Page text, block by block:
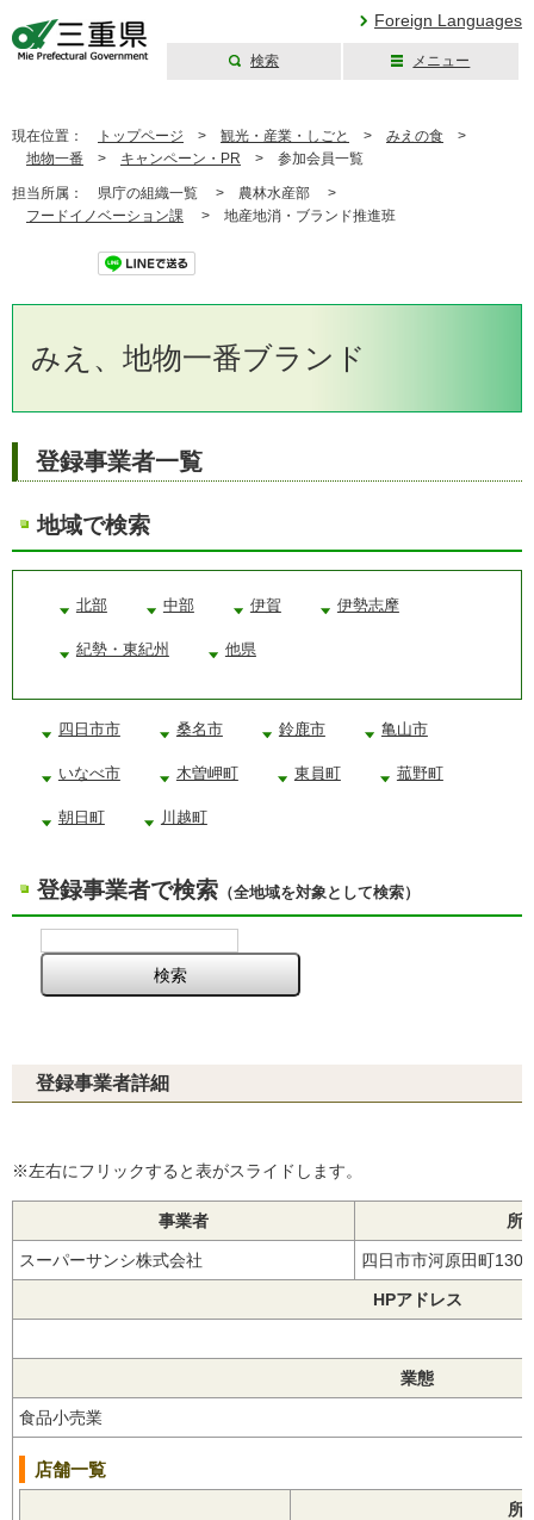
Foreign Languages
検索 メニュー
現在位置： トップページ > 観光・産業・しごと > みえの食 >
地物一番 > キャンペーン・PR > 参加会員一覧
担当所属： 県庁の組織一覧 > 農林水産部 >
フードイノベーション課 > 地産地消・ブランド推進班
みえ、地物一番ブランド
登録事業者一覧
地域で検索
北部 中部 伊賀 伊勢志摩
紀勢・東紀州 他県
四日市市 桑名市 鈴鹿市 亀山市
いなべ市 木曽岬町 東員町 菰野町
朝日町 川越町
登録事業者で検索 （全地域を対象として検索）
登録事業者詳細
※左右にフリックすると表がスライドします。
事業者 所
スーパーサンシ株式会社 四日市市河原田町
HPアドレス
業態
食品小売業
店舗一覧
所